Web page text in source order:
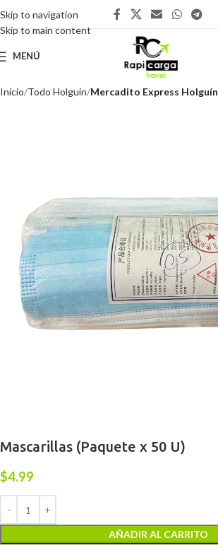
Skip to navigation
Skip to main content
MENÚ
Inicio Todo Holguín Mercadito Express Holguín
Mascarillas (Paquete x 50 U)
$4.99
AÑADIR AL CARRITO